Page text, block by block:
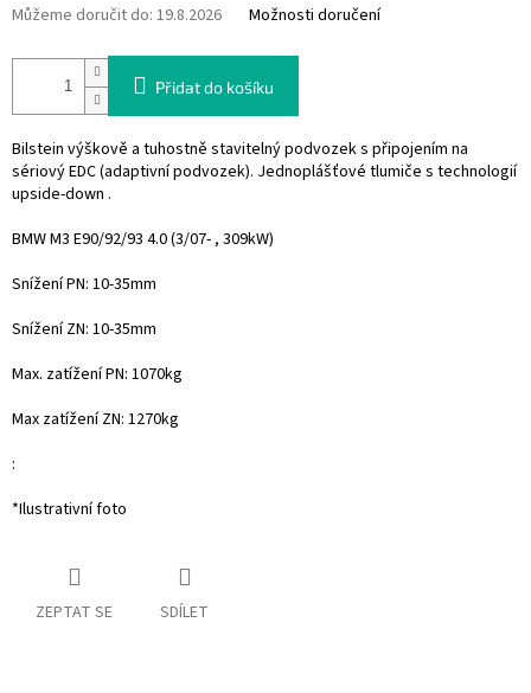
Můžeme doručit do: 19.8.2026 Možnosti doručení
Přidat do košíku
Bilstein výškově a tuhostně stavitelný podvozek s připojením na
sériový EDC (adaptivní podvozek). Jednoplášťové tlumiče s technologií
upside-down .
BMW M3 E90/92/93 4.0(3/07- , 309kW)
Snížení PN: 10-35mm
Snížení ZN: 10-35mm
Max. zatížení PN: 1070kg
Max zatížení ZN: 1270kg
:
*Ilustrativní foto
ZEPTAT SE SDÍLET